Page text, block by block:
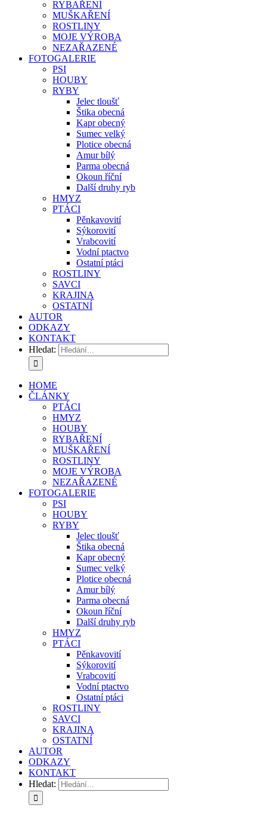
RYBAŘENÍ
MUŠKAŘENÍ
ROSTLINY
MOJE VÝROBA
NEZAŘAZENÉ
FOTOGALERIE
PSI
HOUBY
RYBY
Jelec tloušť
Štika obecná
Kapr obecný
Sumec velký
Plotice obecná
Amur bílý
Parma obecná
Okoun říční
Další druhy ryb
HMYZ
PTÁCI
Pěnkavovití
Sýkorovití
Vrabcovití
Vodní ptactvo
Ostatní ptáci
ROSTLINY
SAVCI
KRAJINA
OSTATNÍ
AUTOR
ODKAZY
KONTAKT
Hledat:
HOME
ČLÁNKY
PTÁCI
HMYZ
HOUBY
RYBAŘENÍ
MUŠKAŘENÍ
ROSTLINY
MOJE VÝROBA
NEZAŘAZENÉ
FOTOGALERIE
PSI
HOUBY
RYBY
Jelec tloušť
Štika obecná
Kapr obecný
Sumec velký
Plotice obecná
Amur bílý
Parma obecná
Okoun říční
Další druhy ryb
HMYZ
PTÁCI
Pěnkavovití
Sýkorovití
Vrabcovití
Vodní ptactvo
Ostatní ptáci
ROSTLINY
SAVCI
KRAJINA
OSTATNÍ
AUTOR
ODKAZY
KONTAKT
Hledat: